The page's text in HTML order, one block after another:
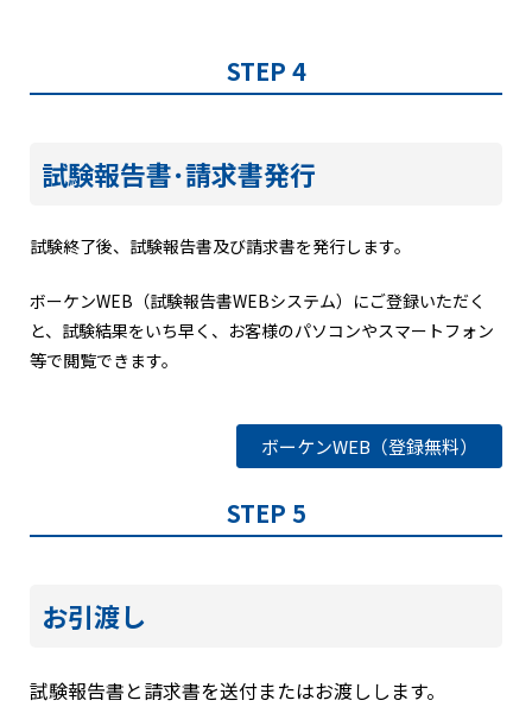
STEP 4
試験報告書･請求書発行
試験終了後、試験報告書及び請求書を発行します。
ボーケンWEB（試験報告書WEBシステム）にご登録いただく
と、試験結果をいち早く、お客様のパソコンやスマートフォン
等で閲覧できます。
ボーケンWEB（登録無料）
STEP 5
お引渡し
試験報告書と請求書を送付またはお渡しします。